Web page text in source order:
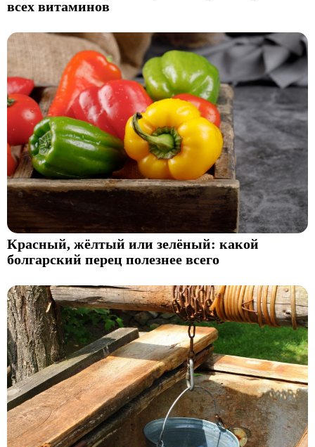
всех витаминов
Красный, жёлтый или зелёный: какой
болгарский перец полезнее всего